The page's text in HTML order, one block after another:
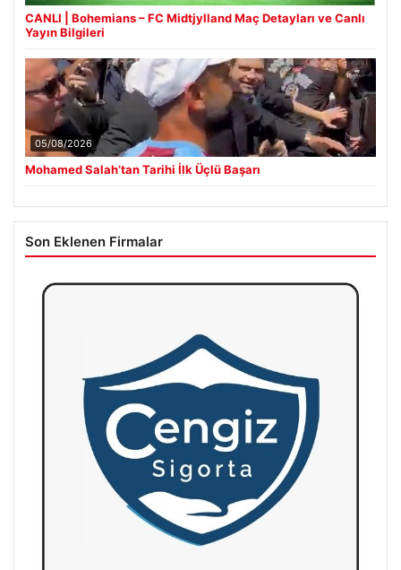
CANLI | Bohemians – FC Midtjylland Maç Detayları ve Canlı
Yayın Bilgileri
05/08/2026
Mohamed Salah’tan Tarihi İlk Üçlü Başarı
Son Eklenen Firmalar